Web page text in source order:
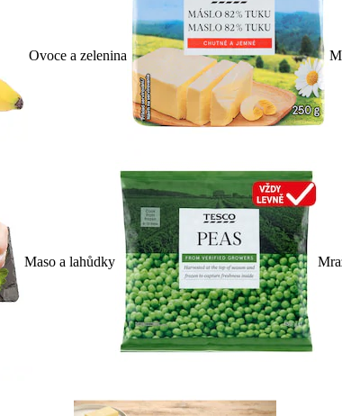
Ovoce a zelenina
Maso a lahůdky